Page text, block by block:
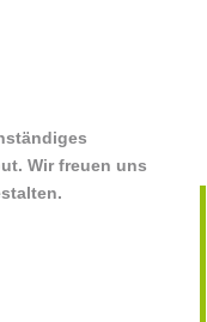
Wir freuen uns